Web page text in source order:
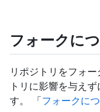
フォークに
リポジトリをフォ
トリに影響を与え
す。 「フォークに